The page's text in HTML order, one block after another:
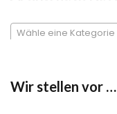
Wähle eine Kategorie
Wir stellen vor …